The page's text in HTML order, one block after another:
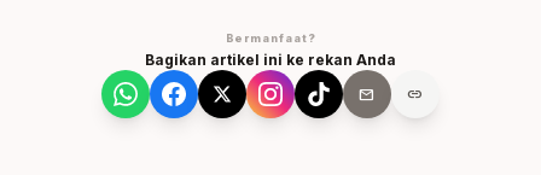
Bermanfaat?
Bagikan artikel ini ke rekan Anda
mail link